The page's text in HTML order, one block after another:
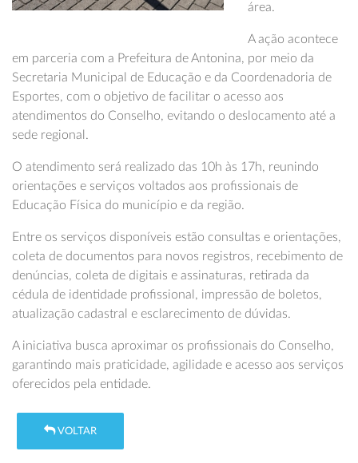
área.
A ação acontece
em parceria com a Prefeitura de Antonina, por meio da
Secretaria Municipal de Educação e da Coordenadoria de
Esportes, com o objetivo de facilitar o acesso aos
atendimentos do Conselho, evitando o deslocamento até a
sede regional.
O atendimento será realizado das 10h às 17h, reunindo
orientações e serviços voltados aos profissionais de
Educação Física do município e da região.
Entre os serviços disponíveis estão consultas e orientações,
coleta de documentos para novos registros, recebimento de
denúncias, coleta de digitais e assinaturas, retirada da
cédula de identidade profissional, impressão de boletos,
atualização cadastral e esclarecimento de dúvidas.
A iniciativa busca aproximar os profissionais do Conselho,
garantindo mais praticidade, agilidade e acesso aos serviços
oferecidos pela entidade.
VOLTAR